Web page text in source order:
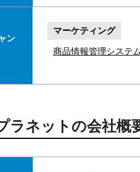
ン
マーケティング
商品情報管理システム
ラネットの会社概